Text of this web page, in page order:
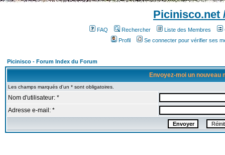
Picinisco.net
FAQ Rechercher Liste des Membres
Profil
Se connecter pour vérifier ses
Picinisco - Forum Index du Forum
Envoyez-moi un nouveau
Les champs marqués d'un * sont obligatoires.
Nom d'utilisateur: *
Adresse e-mail: *